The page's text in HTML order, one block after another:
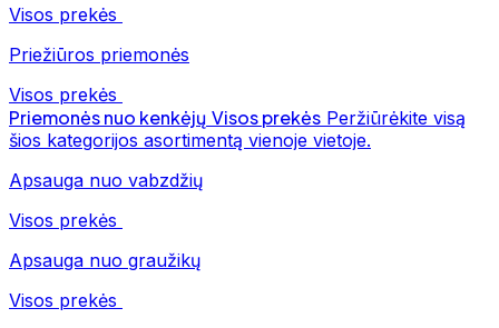
Visos prekės
Priežiūros priemonės
Visos prekės
Priemonės nuo kenkėjų Visos prekės Peržiūrėkite visą
šios kategorijos asortimentą vienoje vietoje.
Apsauga nuo vabzdžių
Visos prekės
Apsauga nuo graužikų
Visos prekės